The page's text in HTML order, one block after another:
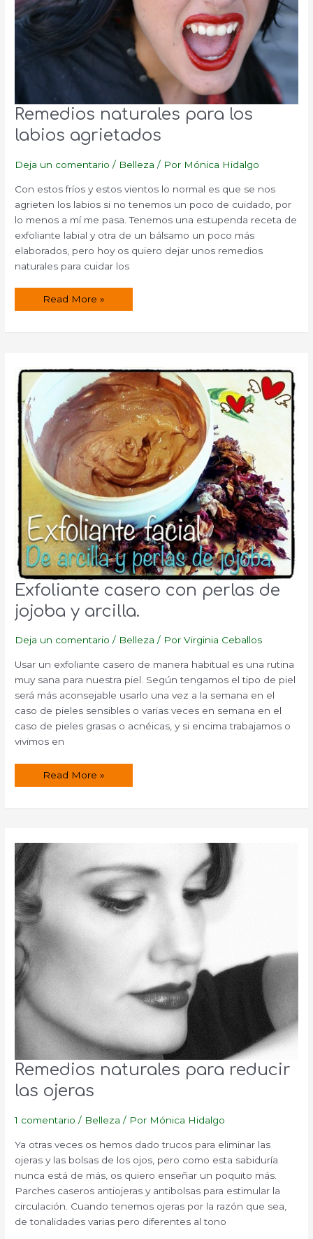
Remedios naturales para los
labios agrietados
Deja un comentario / Belleza / Por Mónica Hidalgo
Con estos fríos y estos vientos lo normal es que se nos
agrieten los labios si no tenemos un poco de cuidado, por
lo menos a mí me pasa. Tenemos una estupenda receta de
exfoliante labial y otra de un bálsamo un poco más
elaborados, pero hoy os quiero dejar unos remedios
naturales para cuidar los
Remedios
labios
Read More »
Exfoliante casero con perlas de
jojoba y arcilla.
Deja un comentario / Belleza / PorVirginia Ceballos
Usar un exfoliante casero de manera habitual es una rutina
muy sana para nuestra piel. Según tengamos el tipo de piel
será más aconsejable usarlo una vez a la semana en el
caso de pieles sensibles o varias veces en semana en el
caso de pieles grasas o acnéicas, y si encima trabajamos o
vivimos en
Exfoliante
de
Read More »
Remedios naturales para reducir
las ojeras
1 comentario / Belleza / Por Mónica Hidalgo
Ya otras veces os hemos dado trucos para eliminar las
ojeras y las bolsas de los ojos, pero como esta sabiduría
nunca está de más, os quiero enseñar un poquito más.
Parches caseros antiojeras y antibolsas para estimular la
circulación. Cuando tenemos ojeras por la razón que sea,
de tonalidades varias pero diferentes al tono